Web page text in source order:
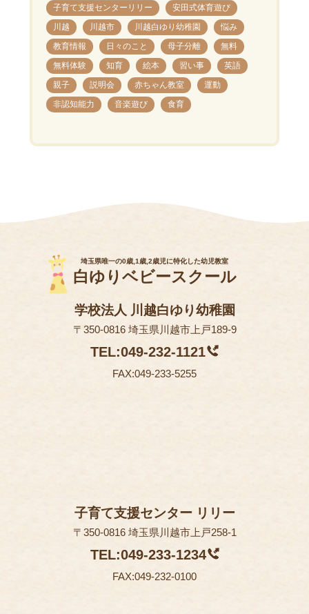
子育て支援センターリリー
安田式体育遊び
川越
川越市 川越白ゆり幼稚園
悩み
教育情報
日々のこと 母子分離
無料
無料体験
知育 絵本 習い事
英語
親子
説明会 赤ちゃん教室
運動
非認知能力
音楽遊び 食育
埼玉県唯一の0歳,1歳,2歳児に特化した幼児教室
白ゆりベビースクール
学校法人 川越白ゆり幼稚園
〒350-0816 埼玉県川越市上戸189-9
TEL:049-232-1121
FAX:049-233-5255
子育て支援センター リリー
〒350-0816 埼玉県川越市上戸258-1
TEL:049-233-1234
FAX:049-232-0100